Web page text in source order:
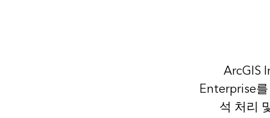
ArcGIS
Enterprise
석 처리